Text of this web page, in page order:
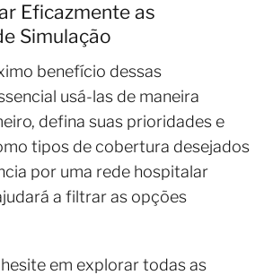
Eficazmente as
Simulação
benefício dessas
usá-las de maneira
defina suas prioridades e
tipos de cobertura desejados
por uma rede hospitalar
a filtrar as opções
em explorar todas as